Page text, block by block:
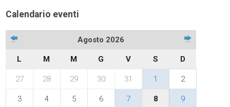
Calendario eventi
Agosto 2026
L M M G V S D
27 28 29 30 31 1 2
3 4 5 6 7 8 9